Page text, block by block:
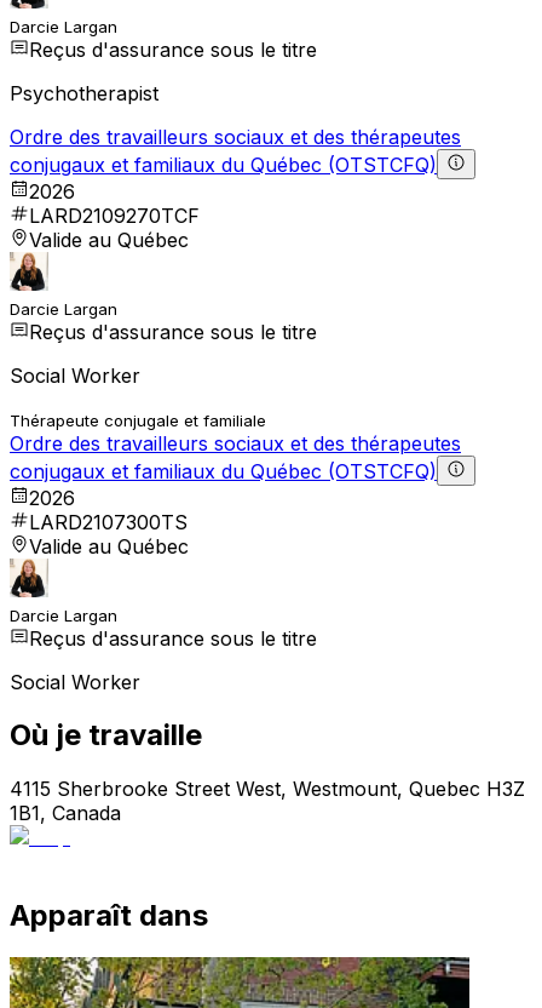
Darcie Largan
Reçus d'assurance sous le titre
Psychotherapist
Ordre des travailleurs sociaux et des thérapeutes
conjugaux et familiaux du Québec (OTSTCFQ)
2026
LARD2109270TCF
Valide au Québec
Darcie Largan
Reçus d'assurance sous le titre
Social Worker
Thérapeute conjugale et familiale
Ordre des travailleurs sociaux et des thérapeutes
conjugaux et familiaux du Québec (OTSTCFQ)
2026
LARD2107300TS
Valide au Québec
Darcie Largan
Reçus d'assurance sous le titre
Social Worker
Où je travaille
4115 Sherbrooke Street West, Westmount, Quebec H3Z
1B1, Canada
Apparaît dans